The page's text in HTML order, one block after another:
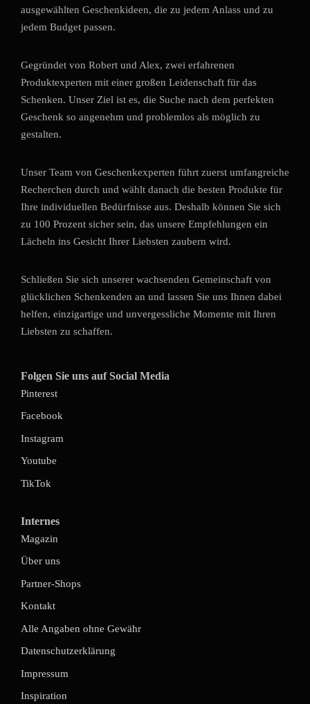
ausgewählten Geschenkideen, die zu jedem Anlass und zu
jedem Budget passen.
Gegründet von Robert und Alex, zwei erfahrenen
Produktexperten mit einer großen Leidenschaft für das
Schenken. Unser Ziel ist es, die Suche nach dem perfekten
Geschenk so angenehm und problemlos als möglich zu
gestalten.
Unser Team von Geschenkexperten führt zuerst umfangreiche
Recherchen durch und wählt danach die besten Produkte für
Ihre individuellen Bedürfnisse aus. Deshalb können Sie sich
zu 100 Prozent sicher sein, das unsere Empfehlungen ein
Lächeln ins Gesicht Ihrer Liebsten zaubern wird.
Schließen Sie sich unserer wachsenden Gemeinschaft von
glücklichen Schenkenden an und lassen Sie uns Ihnen dabei
helfen, einzigartige und unvergessliche Momente mit Ihren
Liebsten zu schaffen.
Folgen Sie uns auf Social Media
Pinterest
Facebook
Instagram
Youtube
TikTok
Internes
Magazin
Über uns
Partner-Shops
Kontakt
Alle Angaben ohne Gewähr
Datenschutzerklärung
Impressum
Inspiration